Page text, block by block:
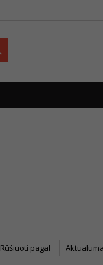
Rūšiuoti pagal